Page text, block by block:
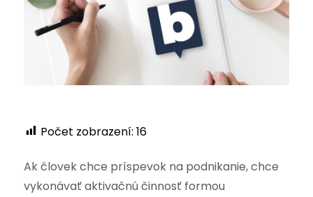
Počet zobrazení: 16
Ak človek chce príspevok na podnikanie, chce
vykonávať aktivačnú činnosť formou